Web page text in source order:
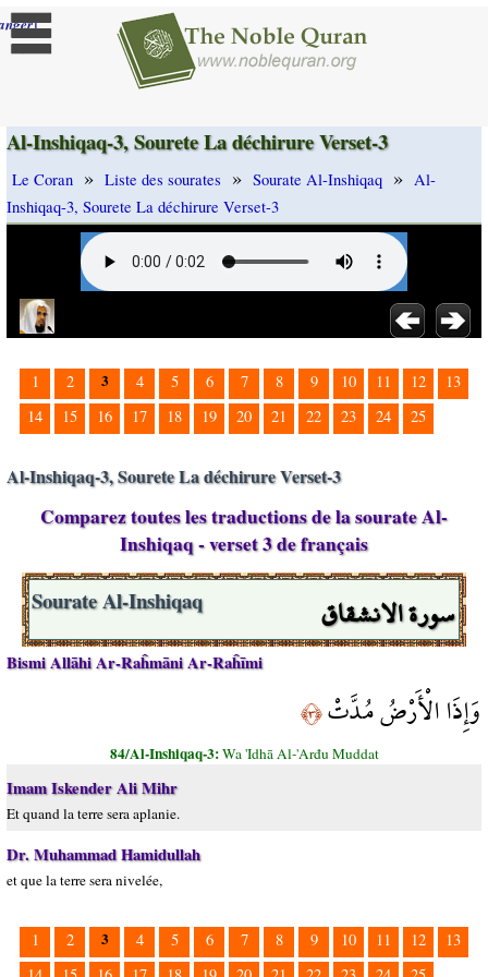
]
Al-Inshiqaq-3, Sourete La déchirure Verset-3
Le Coran » Liste des sourates » Sourate Al-Inshiqaq » Al-
Inshiqaq-3, Sourete La déchirure Verset-3
1 2 3 4 5 6 7 8 9 10 11 12
13
14
15 16 17 18 19 20 21 22 23 24 25
Al-Inshiqaq-3, Sourete La déchirure Verset-3
Comparez toutes les traductions de la sourate Al-
Inshiqaq - verset 3 de français
سورة الانشقاق Sourate Al-Inshiqaq
Bismi Allāhi Ar-Raĥmāni Ar-Raĥīmi
وَإِذَا الْأَرْضُ مُدَّتْ﴿٣﴾
84/Al-Inshiqaq-3:Wa 'Idhā Al-'Arđu Muddat
Imam Iskender Ali Mihr
Et quand la terre sera aplanie.
Dr. Muhammad Hamidullah
et que la terre sera nivelée,
1 2 3 4 5 6 7 8 9 10 11 12
13